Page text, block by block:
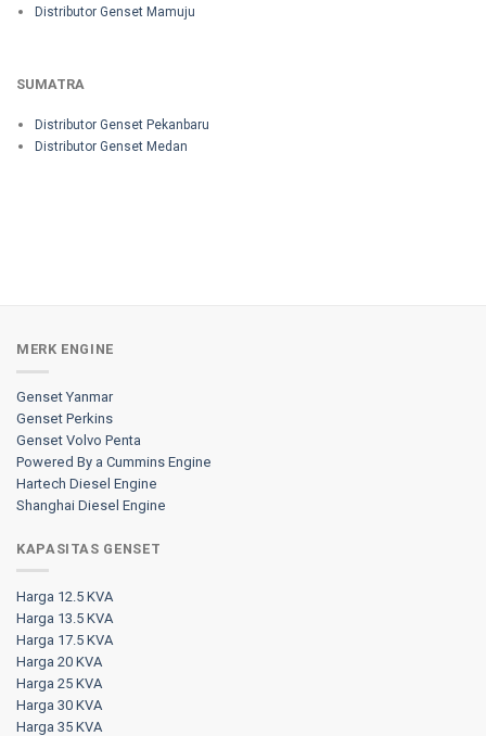
Distributor Genset Mamuju
SUMATRA
Distributor Genset Pekanbaru
Distributor Genset Medan
MERK ENGINE
Genset Yanmar
Genset Perkins
Genset Volvo Penta
Powered By a Cummins Engine
Hartech Diesel Engine
Shanghai Diesel Engine
KAPASITAS GENSET
Harga 12.5 KVA
Harga 13.5 KVA
Harga 17.5 KVA
Harga 20 KVA
Harga 25 KVA
Harga 30 KVA
Harga 35 KVA